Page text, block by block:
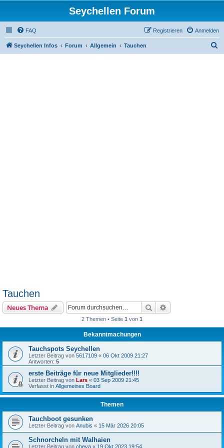
Seychellen Forum
FAQ Anmelden
Registrieren
Seychellen Infos Forum Allgemein Tauchen
Tauchen
Neues Thema Suche
2 Themen • Seite 1 von 1
Bekanntmachungen
Tauchspots Seychellen
Letzter Beitrag von 5617109 « 06 Okt 2009 21:27
Antworten: 5
erste Beiträge für neue Mitglieder!!!!
Letzter Beitrag von Lars « 03 Sep 2009 21:45
Verfasst in Allgemeines Board
Themen
Tauchboot gesunken
Letzter Beitrag von Anubis « 15 Mär 2026 20:05
Schnorcheln mit Walhaien
Letzter Beitrag von cheva « 19 Okt 2023 19:54